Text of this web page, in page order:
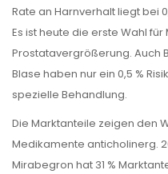
Rate an Harnverhalt liegt bei
Es ist heute die erste Wahl
Prostatavergrößerung. Auch
Blase haben nur ein 0,5 %
spezielle Behandlung.
Die Marktanteile zeigen den
Medikamente anticholinerg.
Mirabegron hat 31 %